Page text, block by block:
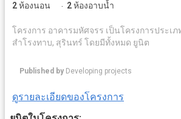
2ห้องนอน · 2ห้องอาบน้ำ
โครงการ อาคารมหัศจรร เป็นโครงการประเ
สำโรงทาบ, สุรินทร์ โดยมีทั้งหมด ยูนิต
Published by Developing projects
ดูรายละเอียดของโครงการ